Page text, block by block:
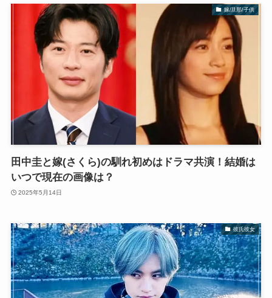
嫁/旦那/子供
田中圭と嫁(さくら)の馴れ初めはドラマ共演！結婚は
いつで現在の画像は？
2025年5月14日
彼氏彼女